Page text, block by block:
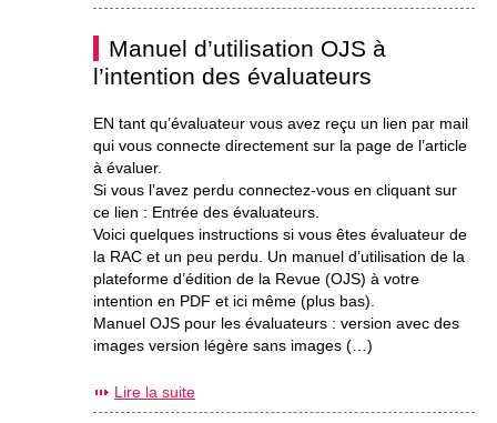
Manuel d’utilisation OJS à
l’intention des évaluateurs
EN tant qu’évaluateur vous avez reçu un lien par mail
qui vous connecte directement sur la page de l’article
à évaluer.
Si vous l’avez perdu connectez-vous en cliquant sur
ce lien : Entrée des évaluateurs.
Voici quelques instructions si vous êtes évaluateur de
la RAC et un peu perdu. Un manuel d’utilisation de la
plateforme d’édition de la Revue (OJS) à votre
intention en PDF et ici même (plus bas).
Manuel OJS pour les évaluateurs : version avec des
images version légère sans images (…)
Lire la suite